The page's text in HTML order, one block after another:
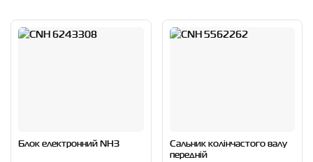
Блок електронний NH3
Сальник колінчастого валу
передній